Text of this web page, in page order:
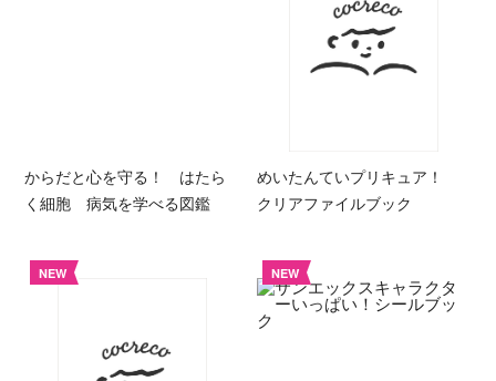
からだと心を守る！ はたら
く細胞 病気を学べる図鑑
めいたんていプリキュア！
クリアファイルブック
NEW NEW